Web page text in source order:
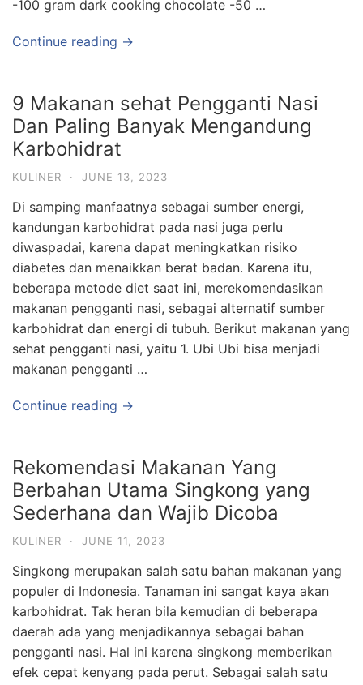
-100 gram dark cooking chocolate -50 …
Continue reading →
9 Makanan sehat Pengganti Nasi
Dan Paling Banyak Mengandung
Karbohidrat
KULINER · JUNE 13, 2023
Di samping manfaatnya sebagai sumber energi,
kandungan karbohidrat pada nasi juga perlu
diwaspadai, karena dapat meningkatkan risiko
diabetes dan menaikkan berat badan. Karena itu,
beberapa metode diet saat ini, merekomendasikan
makanan pengganti nasi, sebagai alternatif sumber
karbohidrat dan energi di tubuh. Berikut makanan yang
sehat pengganti nasi, yaitu 1. Ubi Ubi bisa menjadi
makanan pengganti …
Continue reading →
Rekomendasi Makanan Yang
Berbahan Utama Singkong yang
Sederhana dan Wajib Dicoba
KULINER · JUNE 11, 2023
Singkong merupakan salah satu bahan makanan yang
populer di Indonesia. Tanaman ini sangat kaya akan
karbohidrat. Tak heran bila kemudian di beberapa
daerah ada yang menjadikannya sebagai bahan
pengganti nasi. Hal ini karena singkong memberikan
efek cepat kenyang pada perut. Sebagai salah satu